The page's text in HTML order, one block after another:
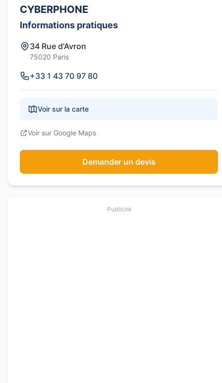
CYBERPHONE
Informations pratiques
34 Rue d'Avron
75020 Paris
+33 1 43 70 97 80
Voir sur la carte
Voir sur Google Maps
Demander un devis
Publicité